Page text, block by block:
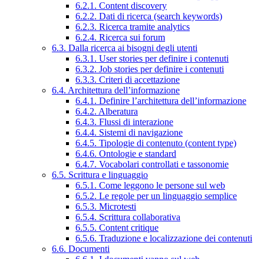
6.2.1. Content discovery
6.2.2. Dati di ricerca (search keywords)
6.2.3. Ricerca tramite analytics
6.2.4. Ricerca sui forum
6.3. Dalla ricerca ai bisogni degli utenti
6.3.1. User stories per definire i contenuti
6.3.2. Job stories per definire i contenuti
6.3.3. Criteri di accettazione
6.4. Architettura dell’informazione
6.4.1. Definire l’architettura dell’informazione
6.4.2. Alberatura
6.4.3. Flussi di interazione
6.4.4. Sistemi di navigazione
6.4.5. Tipologie di contenuto (content type)
6.4.6. Ontologie e standard
6.4.7. Vocabolari controllati e tassonomie
6.5. Scrittura e linguaggio
6.5.1. Come leggono le persone sul web
6.5.2. Le regole per un linguaggio semplice
6.5.3. Microtesti
6.5.4. Scrittura collaborativa
6.5.5. Content critique
6.5.6. Traduzione e localizzazione dei contenuti
6.6. Documenti